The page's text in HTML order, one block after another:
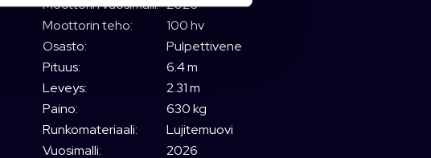
Moottorin vuosimalli: 2026
Moottorin teho:
100 hv
Osasto:
Pulpettivene
Pituus:
6.4 m
Leveys:
2.31 m
Paino:
630 kg
Runkomateriaali:
Lujitemuovi
Vuosimalli:
2026